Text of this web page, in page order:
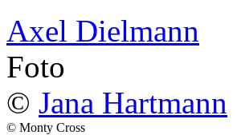
Axel Dielmann
Foto
© Jana Hartmann
© Monty Cross